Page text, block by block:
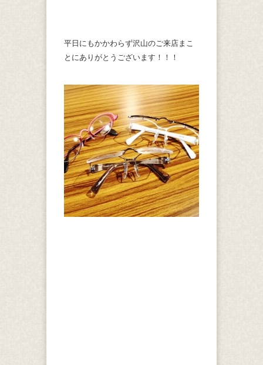
平日にもかかわらず沢山のご来店まこ
とにありがとうございます！！！